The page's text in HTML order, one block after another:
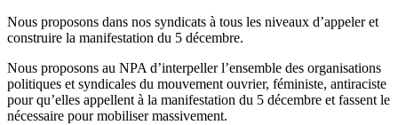
Nous proposons dans nos syndicats à tous les niveaux d’appeler et
construire la manifestation du 5 décembre.
Nous proposons au NPA d’interpeller l’ensemble des organisations
politiques et syndicales du mouvement ouvrier, féministe, antiraciste
pour qu’elles appellent à la manifestation du 5 décembre et fassent le
nécessaire pour mobiliser massivement.